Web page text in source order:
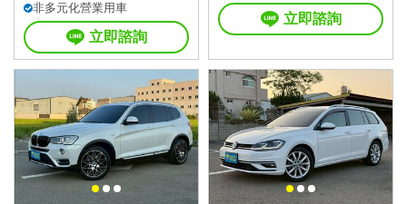
非多元化營業用車
立即諮詢
立即諮詢